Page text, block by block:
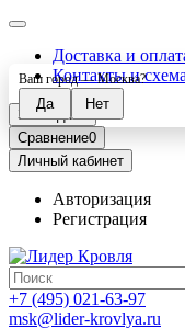
Доставка и
Контакты и
Закладки0
Сравнение0
Личный кабинет
Авторизация
Регистрация
+7 (495) 021-63-97
msk@lider-krovlya.ru
Ваш город —Москва?